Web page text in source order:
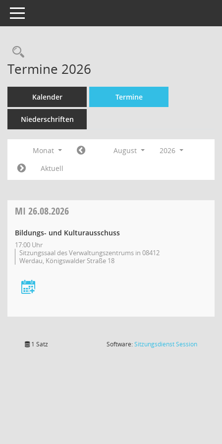
Toggle navigation
Termine 2026
Kalender Termine
Niederschriften
Monat August
2026
Aktuell
MI 26.08.2026
Bildungs- und Kulturausschuss
17:00 Uhr
Sitzungssaal des Verwaltungszentrums in 08412
Werdau, Königswalder Straße 18
1 Satz Software:SitzungsdienstSession(Wird in